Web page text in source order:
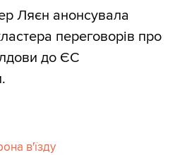
Ляєн анонсувала
переговорів про
до ЄС
в'їзду